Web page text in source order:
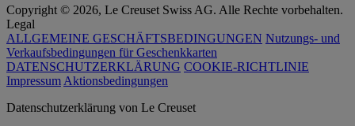
Copyright © 2026, Le Creuset Swiss AG. Alle Rechte vorbehalten.
Legal
ALLGEMEINE GESCHÄFTSBEDINGUNGEN Nutzungs- und
Verkaufsbedingungen für Geschenkkarten
DATENSCHUTZERKLÄRUNG COOKIE-RICHTLINIE
Impressum Aktionsbedingungen
Datenschutz­erklärung von Le Creuset